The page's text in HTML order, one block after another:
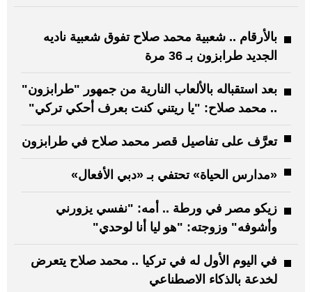
بالأرقام .. شعبية محمد صلاح تفوق شعبية ناديه
الجديد طرابزون بـ 36 مرة
بعد استقباله بالألعاب النارية من جمهور "طرابزون"
.. محمد صلاح: "يا ريتني كنت بعرف أحكي تركي"
تعرَّف على تفاصيل قصر محمد صلاح في طرابزون
«مدارس الحياة» تحتفي بـ «دبي الأفعال»
زيكو مصر في ورطة .. أمه: "نفسي يزورني
وأشوفه" وزوجته: "هو ليا أنا لوحدي"
في اليوم الأول له في تركيا .. محمد صلاح يتعرض
لخدعة بالذكاء الاصطناعي